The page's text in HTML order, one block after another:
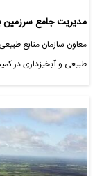
مدیریت جامع سرزمین
معاون سازمان منابع
طبیعی و آبخیزداری در